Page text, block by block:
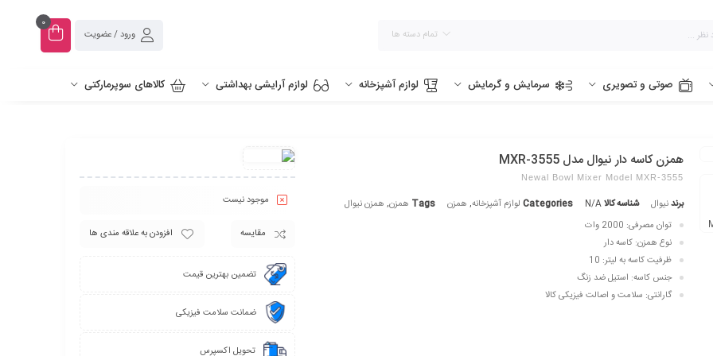
تمام دسته ها ورود / عضویت
0
صوتی و تصویری سرمایش و گرمایش لوازم آشپزخانه لوازم آرایشی بهداشتی کالاهای سوپرمارکتی
همزن کاسه دار نیوال مدل MXR-3555
Newal Bowl Mixer Model MXR-3555
برندنیوال شناسه کالاN/A
Categories لوازم آشپزخانه, همزن Tags همزن, همزن نیوال
توان مصرفی: 2000 وات
نوع همزن: کاسه دار
ظرفیت کاسه به لیتر: 10
جنس کاسه: استیل ضد زنگ
گارانتی: سلامت و اصالت فیزیکی کالا
موجود نیست
مقایسه افزودن به علاقه مندی ها
تضمین بهترین قیمت
ضمانت سلامت فیزیکی
تحویل اکسپرس